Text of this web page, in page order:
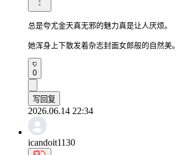
总是夸尤金天真无邪的魅力真是让人厌烦。
她浑身上下散发着杂志封面女郎般的自然美。
0
写回复
2026.06.14 22:34
icandoit1130